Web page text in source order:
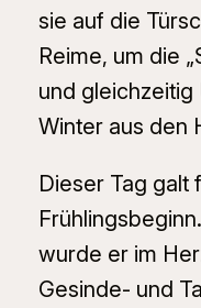
sie auf die
Reime, um die
und
Winter aus den
Dieser Tag galt
wurde er im
Gesinde- und